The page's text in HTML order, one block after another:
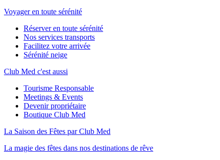
Voyager en toute sérénité
Réserver en toute sérénité
Nos services transports
Facilitez votre arrivée
Sérénité neige
Club Med c'est aussi
Tourisme Responsable
Meetings & Events
Devenir propriétaire
Boutique Club Med
La Saison des Fêtes par Club Med
La magie des fêtes dans nos destinations de rêve​